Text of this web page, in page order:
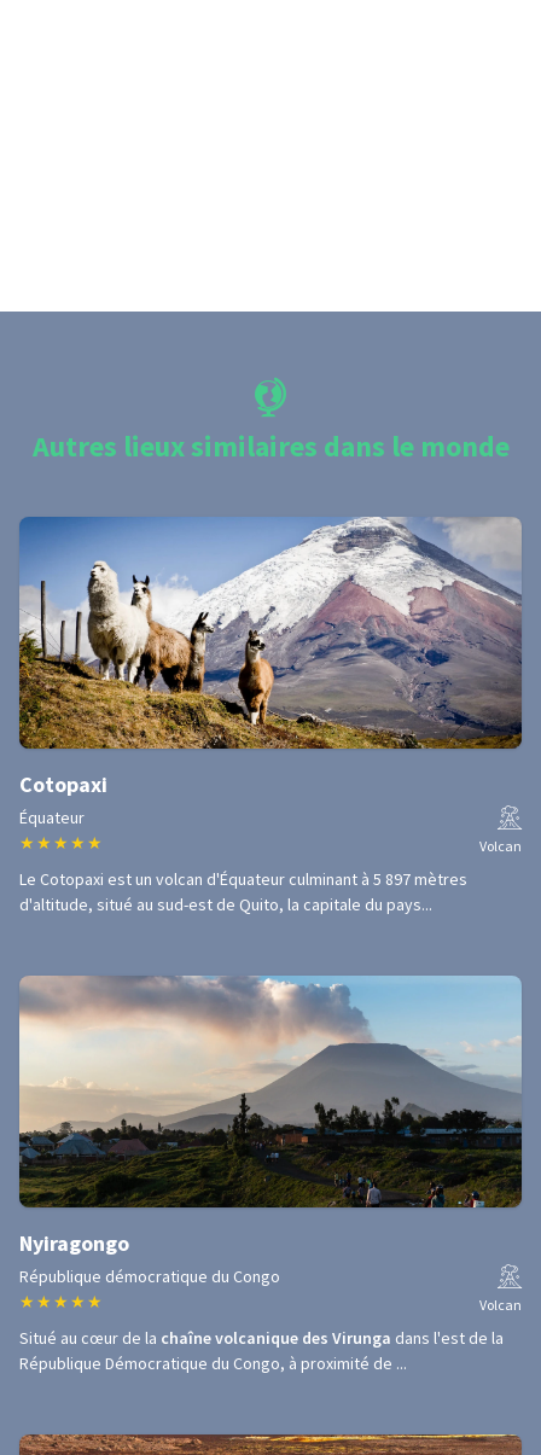
Autres lieux similaires dans le monde
Cotopaxi
Équateur
★ ★ ★ ★ ★ Volcan
Le Cotopaxi est un volcan d'Équateur culminant à 5 897 mètres
d'altitude, situé au sud-est de Quito, la capitale du pays...
Nyiragongo
République démocratique du Congo
★ ★ ★ ★ ★ Volcan
Situé au cœur de la chaîne volcanique des Virunga dans l'est de la
République Démocratique du Congo, à proximité de ...